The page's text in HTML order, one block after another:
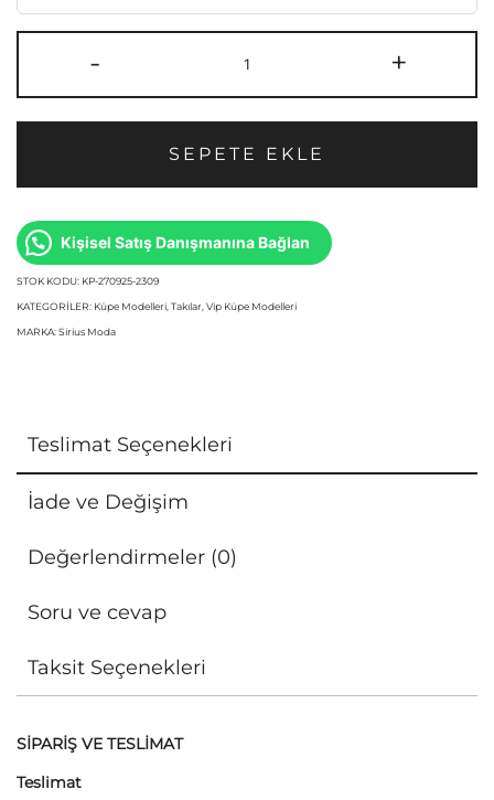
- +
SEPETE EKLE
Kişisel Satış Danışmanına Bağlan
STOK KODU: KP-270925-2309
KATEGORILER: Küpe Modelleri Takılar Vip Küpe Modelleri
MARKA:Sirius Moda
Teslimat Seçenekleri
İade ve Değişim
Değerlendirmeler (0)
Soru ve cevap
Taksit Seçenekleri
SİPARİŞ VE TESLİMAT
Teslimat